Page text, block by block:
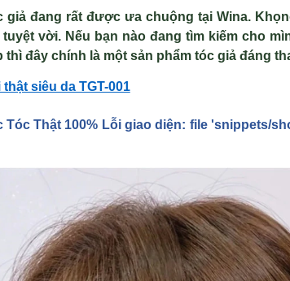
giả đang rất được ưa chuộng tại Wina.
vời. Nếu bạn nào đang tìm kiếm cho
đây chính là một sản phẩm tóc giả đáng
siêu da TGT-001
Tóc Thật 100% Lỗi giao diện: file 'snippets/